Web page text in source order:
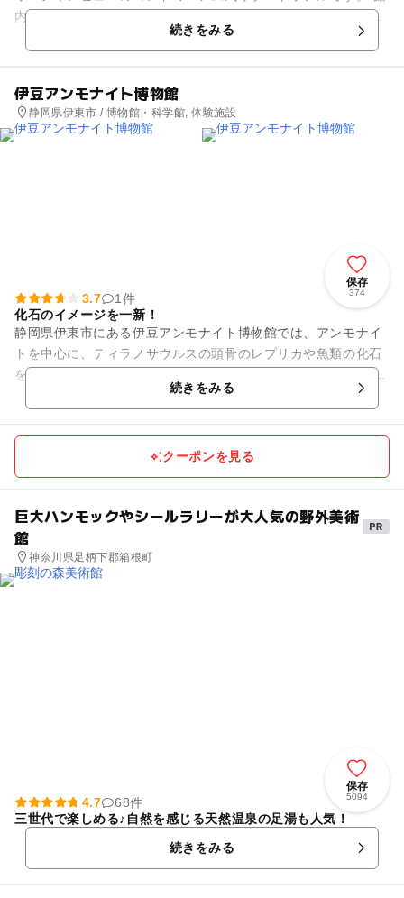
内には大浴場・露天風呂・サウナを完備。年中利用できる屋内
温水プールや子供用プー...続きをみる
伊豆アンモナイト博物館
静岡県伊東市 / 博物館・科学館, 体験施設
保存
374
3.7
1件
化石のイメージを一新！
静岡県伊東市にある伊豆アンモナイト博物館では、アンモナイ
トを中心に、ティラノサウルスの頭骨のレプリカや魚類の化石
を展示しています。 専門家の館長による化石クリーニングの実
続きをみる
クーポンを見る
巨大ハンモックやシールラリーが大人気の野外美術
館
神奈川県足柄下郡箱根町
保存
5094
4.7
68件
三世代で楽しめる♪自然を感じる天然温泉の足湯も人気！
続きをみる